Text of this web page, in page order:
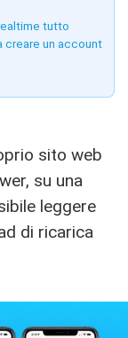
tutto
creare un account
sito web
su una
leggere
di ricarica